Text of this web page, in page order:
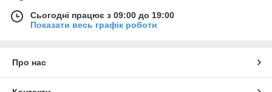
Сьогодні працює з 09:00 до 19:00
Показати весь графік роботи
Про нас